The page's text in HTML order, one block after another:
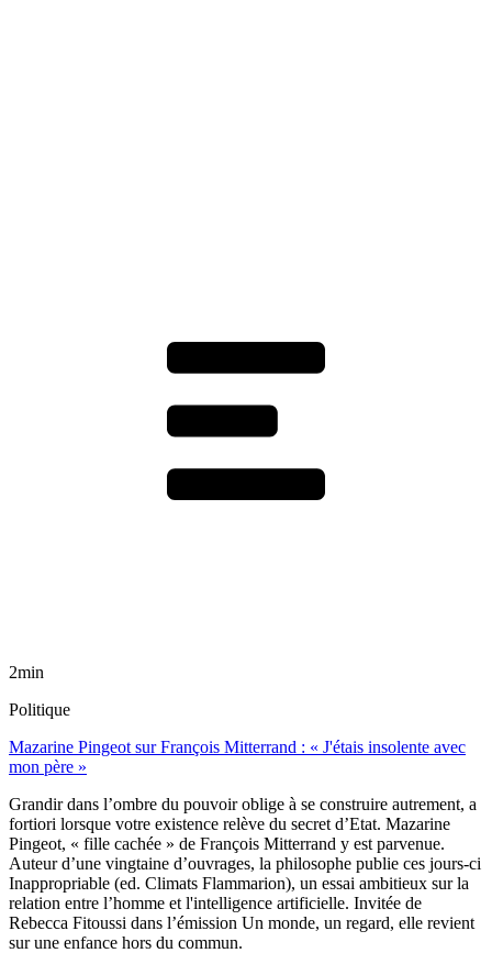
2min
Politique
Mazarine Pingeot sur François Mitterrand : « J'étais insolente avec
mon père »
Grandir dans l’ombre du pouvoir oblige à se construire autrement, a
fortiori lorsque votre existence relève du secret d’Etat. Mazarine
Pingeot, « fille cachée » de François Mitterrand y est parvenue.
Auteur d’une vingtaine d’ouvrages, la philosophe publie ces jours-ci
Inappropriable (ed. Climats Flammarion), un essai ambitieux sur la
relation entre l’homme et l'intelligence artificielle. Invitée de
Rebecca Fitoussi dans l’émission Un monde, un regard, elle revient
sur une enfance hors du commun.